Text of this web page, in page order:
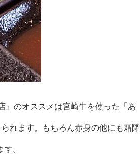
』のオススメは宮崎牛を使った「あ
れます。もちろん赤身の他にも霜降
。